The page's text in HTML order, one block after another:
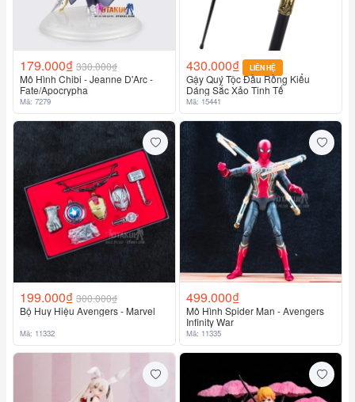
179.000₫ 330.000₫
Mô Hình Chibi - Jeanne D'Arc -
Fate/Apocrypha
Mã: 7279
430.000₫ LIÊN HỆ
Gậy Quý Tộc Đầu Rồng Kiểu
Dáng Sắc Xảo Tinh Tế
Mã: 15441
199.000₫ 300.000₫
Bộ Huy Hiệu Avengers - Marvel
Mã: 11332
499.000₫
Mô Hình Spider Man - Avengers
Infinity War
Mã: 11335